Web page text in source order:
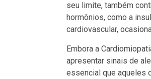
seu limite, também
hormônios, como a
cardiovascular,
Embora a
apresentar sinais de
essencial que aqueles